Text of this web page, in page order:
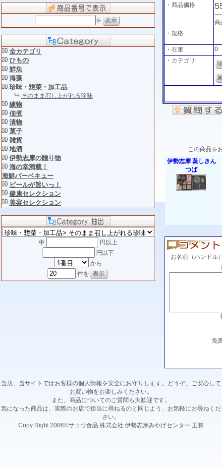
を
全カテゴリ
ひもの
鮮魚
海藻
珍味・惣菜・加工品
そのまま召し上がれる珍味
練物
佃煮
漬物
菓子
雑貨
地酒
伊勢志摩の贈り物
海の幸満載！
海鮮バーベキュー
ビールが旨いっ！
健康セレクション
美容セレクション
中
円以上
円以下
から
件を
・商品価格
商
・規格
・在庫
0
・カテゴリ
この商品を
伊勢志摩 蒸しきん
つば
お名前（ハンドル
免
当店、当サイトではお客様の個人情報を安全にお守りします。どうぞ、ご安心して
お買い物をお楽しみください。
また、商品についてのご質問も大歓迎です。
気になった商品は、実際のお店で担当に尋ねるのと同じよう、お気軽にお尋ねくだ
さい。
Copy Right 2006©サコウ食品 株式会社 伊勢志摩みやげセンター 王将